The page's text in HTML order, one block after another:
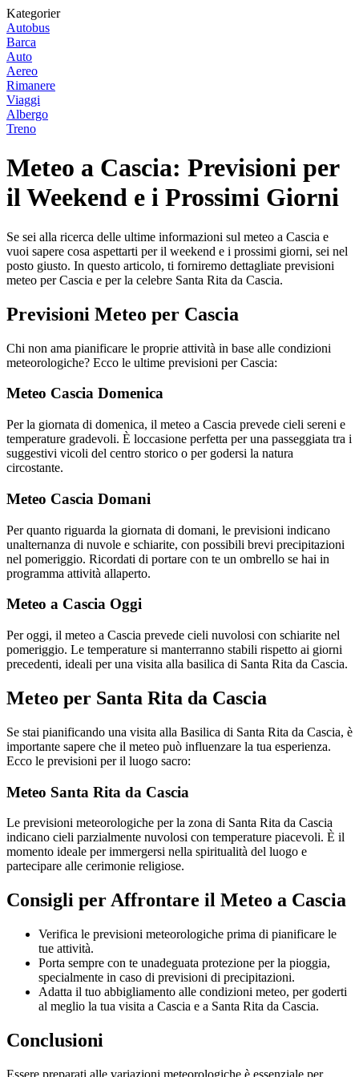
Kategorier
Autobus
Barca
Auto
Aereo
Rimanere
Viaggi
Albergo
Treno
Meteo a Cascia: Previsioni per
il Weekend e i Prossimi Giorni
Se sei alla ricerca delle ultime informazioni sul meteo a Cascia e
vuoi sapere cosa aspettarti per il weekend e i prossimi giorni, sei nel
posto giusto. In questo articolo, ti forniremo dettagliate previsioni
meteo per Cascia e per la celebre Santa Rita da Cascia.
Previsioni Meteo per Cascia
Chi non ama pianificare le proprie attività in base alle condizioni
meteorologiche? Ecco le ultime previsioni per Cascia:
Meteo Cascia Domenica
Per la giornata di domenica, il meteo a Cascia prevede cieli sereni e
temperature gradevoli. È loccasione perfetta per una passeggiata tra i
suggestivi vicoli del centro storico o per godersi la natura
circostante.
Meteo Cascia Domani
Per quanto riguarda la giornata di domani, le previsioni indicano
unalternanza di nuvole e schiarite, con possibili brevi precipitazioni
nel pomeriggio. Ricordati di portare con te un ombrello se hai in
programma attività allaperto.
Meteo a Cascia Oggi
Per oggi, il meteo a Cascia prevede cieli nuvolosi con schiarite nel
pomeriggio. Le temperature si manterranno stabili rispetto ai giorni
precedenti, ideali per una visita alla basilica di Santa Rita da Cascia.
Meteo per Santa Rita da Cascia
Se stai pianificando una visita alla Basilica di Santa Rita da Cascia, è
importante sapere che il meteo può influenzare la tua esperienza.
Ecco le previsioni per il luogo sacro:
Meteo Santa Rita da Cascia
Le previsioni meteorologiche per la zona di Santa Rita da Cascia
indicano cieli parzialmente nuvolosi con temperature piacevoli. È il
momento ideale per immergersi nella spiritualità del luogo e
partecipare alle cerimonie religiose.
Consigli per Affrontare il Meteo a Cascia
Verifica le previsioni meteorologiche prima di pianificare le
tue attività.
Porta sempre con te unadeguata protezione per la pioggia,
specialmente in caso di previsioni di precipitazioni.
Adatta il tuo abbigliamento alle condizioni meteo, per goderti
al meglio la tua visita a Cascia e a Santa Rita da Cascia.
Conclusioni
Essere preparati alle variazioni meteorologiche è essenziale per